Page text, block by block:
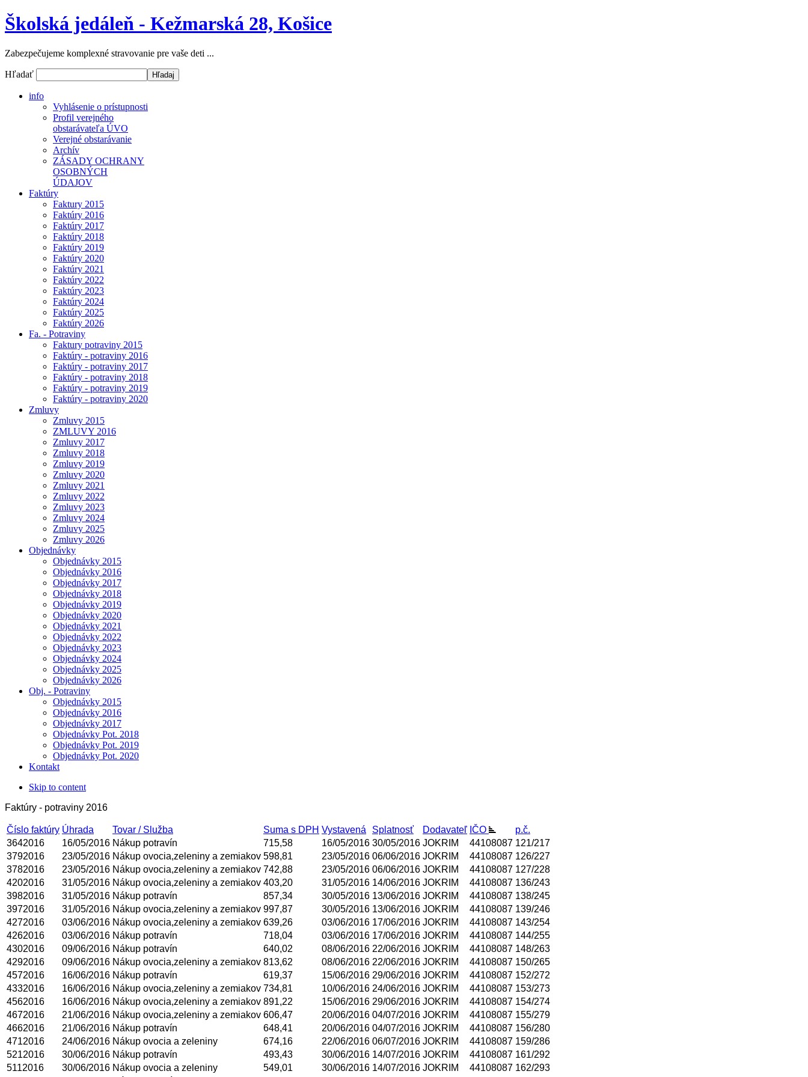
Školská jedáleň - Kežmarská 28, Košice
Zabezpečujeme komplexné stravovanie pre vaše deti ...
Hľadať
info
Vyhlásenie o prístupnosti
Profil verejného
obstarávateľa ÚVO
Verejné obstarávanie
Archív
ZÁSADY OCHRANY
OSOBNÝCH
ÚDAJOV
Faktúry
Faktury 2015
Faktúry 2016
Faktúry 2017
Faktúry 2018
Faktúry 2019
Faktúry 2020
Faktúry 2021
Faktúry 2022
Faktúry 2023
Faktúry 2024
Faktúry 2025
Faktúry 2026
Fa. - Potraviny
Faktury potraviny 2015
Faktúry - potraviny 2016
Faktúry - potraviny 2017
Faktúry - potraviny 2018
Faktúry - potraviny 2019
Faktúry - potraviny 2020
Zmluvy
Zmluvy 2015
ZMLUVY 2016
Zmluvy 2017
Zmluvy 2018
Zmluvy 2019
Zmluvy 2020
Zmluvy 2021
Zmluvy 2022
Zmluvy 2023
Zmluvy 2024
Zmluvy 2025
Zmluvy 2026
Objednávky
Objednávky 2015
Objednávky 2016
Objednávky 2017
Objednávky 2018
Objednávky 2019
Objednávky 2020
Objednávky 2021
Objednávky 2022
Objednávky 2023
Objednávky 2024
Objednávky 2025
Objednávky 2026
Obj. - Potraviny
Objednávky 2015
Objednávky 2016
Objednávky 2017
Objednávky Pot. 2018
Objednávky Pot. 2019
Objednávky Pot. 2020
Kontakt
Skip to content
Faktúry - potraviny 2016
Číslo faktúry Úhrada Tovar / Služba Suma s DPH Vystavená Splatnosť Dodavateľ IČO
p.č.
3642016
16/05/2016 Nákup potravín 715,58 16/05/2016 30/05/2016 JOKRIM 44108087 121/217
3792016
23/05/2016 Nákup ovocia,zeleniny a zemiakov 598,81 23/05/2016 06/06/2016 JOKRIM 44108087 126/227
3782016
23/05/2016 Nákup ovocia,zeleniny a zemiakov 742,88 23/05/2016 06/06/2016 JOKRIM 44108087 127/228
4202016
31/05/2016 Nákup ovocia,zeleniny a zemiakov 403,20 31/05/2016 14/06/2016 JOKRIM 44108087 136/243
3982016
31/05/2016 Nákup potravín 857,34 30/05/2016 13/06/2016 JOKRIM 44108087 138/245
3972016
31/05/2016 Nákup ovocia,zeleniny a zemiakov 997,87 30/05/2016 13/06/2016 JOKRIM 44108087 139/246
4272016
03/06/2016 Nákup ovocia,zeleniny a zemiakov 639,26 03/06/2016 17/06/2016 JOKRIM 44108087 143/254
4262016
03/06/2016 Nákup potravín 718,04 03/06/2016 17/06/2016 JOKRIM 44108087 144/255
4302016
09/06/2016 Nákup potravín 640,02 08/06/2016 22/06/2016 JOKRIM 44108087 148/263
4292016
09/06/2016 Nákup ovocia,zeleniny a zemiakov 813,62 08/06/2016 22/06/2016 JOKRIM 44108087 150/265
4572016
16/06/2016 Nákup potravín 619,37 15/06/2016 29/06/2016 JOKRIM 44108087 152/272
4332016
16/06/2016 Nákup ovocia,zeleniny a zemiakov 734,81 10/06/2016 24/06/2016 JOKRIM 44108087 153/273
4562016
16/06/2016 Nákup ovocia,zeleniny a zemiakov 891,22 15/06/2016 29/06/2016 JOKRIM 44108087 154/274
4672016
21/06/2016 Nákup ovocia,zeleniny a zemiakov 606,47 20/06/2016 04/07/2016 JOKRIM 44108087 155/279
4662016
21/06/2016 Nákup potravín 648,41 20/06/2016 04/07/2016 JOKRIM 44108087 156/280
4712016
24/06/2016 Nákup ovocia a zeleniny 674,16 22/06/2016 06/07/2016 JOKRIM 44108087 159/286
5212016
30/06/2016 Nákup potravín 493,43 30/06/2016 14/07/2016 JOKRIM 44108087 161/292
5112016
30/06/2016 Nákup ovocia a zeleniny 549,01 30/06/2016 14/07/2016 JOKRIM 44108087 162/293